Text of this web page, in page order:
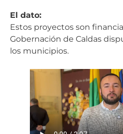
El dato:
Estos proyectos son
Gobernación de Caldas
los municipios.